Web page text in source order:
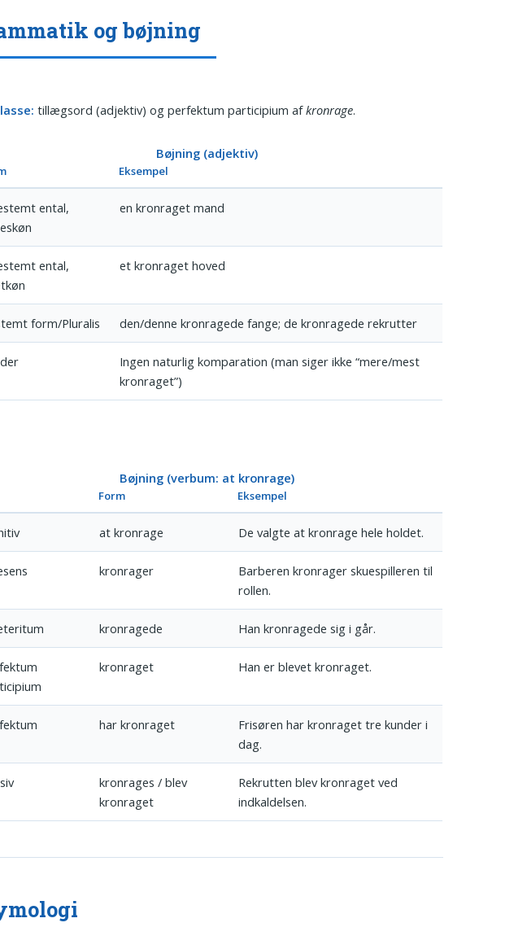
og bøjning
tillægsord (adjektiv) og perfektum participium afkronrage.
Bøjning (adjektiv)
Eksempel
ental,
en kronraget mand
ental,
et kronraget hoved
form/Pluralis den/denne kronragede fange; de kronragede rekrutter
Ingen naturlig komparation (man siger ikke “mere/mest
kronraget”)
Bøjning (verbum: at kronrage)
Form Eksempel
at kronrage De valgte at kronrage hele holdet.
kronrager
Barberen kronrager skuespilleren til
rollen.
kronragede Han kronragede sig i går.
kronraget Han er blevet kronraget.
har kronraget
Frisøren har kronraget tre kunder i
dag.
kronrages / blev
kronraget
Rekrutten blev kronraget ved
indkaldelsen.